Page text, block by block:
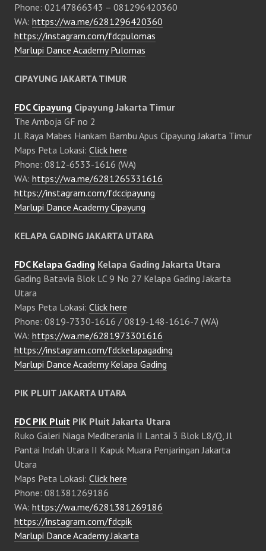
Phone: 02147866343 – 081296420360
WA: https://wa.me/6281296420360
https://instagram.com/fdcpulomas
Marlupi Dance Academy Pulomas
CIPAYUNG JAKARTA TIMUR
FDC Cipayung Cipayung Jakarta Timur
The Amboja GF no 2
Jl. Raya Mabes Hankam Bambu Apus Cipayung Jakarta Timur
Maps Peta Lokasi: Click here
Phone: 0812-6533-1616 (WA)
WA: https://wa.me/6281265331616
https://instagram.com/fdccipayung
Marlupi Dance Academy Cipayung
KELAPA GADING JAKARTA UTARA
FDC Kelapa Gading Kelapa Gading Jakarta Utara
Gading Batavia Blok LC 9 No 27 Kelapa Gading Jakarta
Utara
Maps Peta Lokasi: Click here
Phone: 0819-7330-1616 / 0819-148-1616-7 (WA)
WA: https://wa.me/6281973301616
https://instagram.com/fdckelapagading
Marlupi Dance Academy Kelapa Gading
PIK PLUIT JAKARTA UTARA
FDC PIK Pluit PIK Pluit Jakarta Utara
Ruko Galeri Niaga Mediterania II Lantai 3 Blok L8/Q, Jl
Pantai Indah Utara II Kapuk Muara Penjaringan Jakarta
Utara
Maps Peta Lokasi: Click here
Phone: 081381269186
WA: https://wa.me/6281381269186
https://instagram.com/fdcpik
Marlupi Dance Academy Jakarta